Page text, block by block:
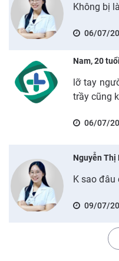
Không bị
06/07/
Nam, 20 tuổi
lỡ tay
trầy cũng
06/07/
Nguyễn Thị
K sao đâu
09/07/